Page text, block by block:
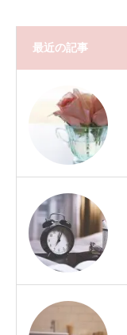
最近の記事